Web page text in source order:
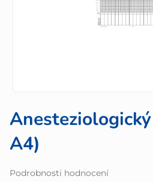
A4)
Průměrné
Podrobnosti hodnocení